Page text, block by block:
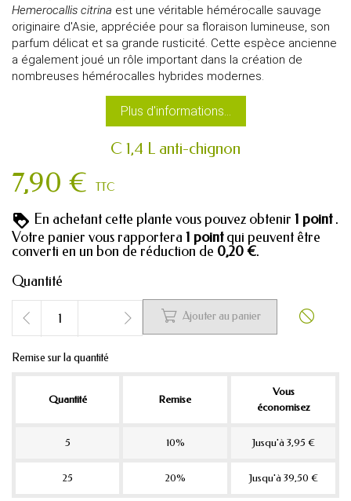
Hemerocallis citrina est une véritable hémérocalle sauvage
originaire d'Asie, appréciée pour sa floraison lumineuse, son
parfum délicat et sa grande rusticité. Cette espèce ancienne
a également joué un rôle important dans la création de
nombreuses hémérocalles hybrides modernes.
Plus d'informations...
C 1,4 L anti-chignon
7,90 € TTC
En achetant cette plante vous pouvez obtenir 1 point .
Votre panier vous rapportera 1 pointqui peuvent être
converti en un bon de réduction de 0,20 €.
Quantité
 Ajouter au panier 
Remise sur la quantité
Quantité Remise
Vous
économisez
5 10% Jusqu'à 3,95 €
25 20% Jusqu'à 39,50 €